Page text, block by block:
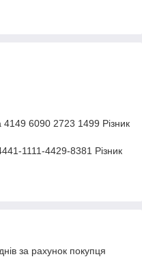
6090 2723 1499 Різник
1111-4429-8381 Різник
за рахунок покупця